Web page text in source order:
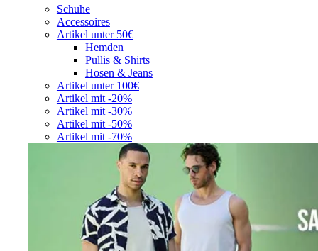
Schuhe
Accessoires
Artikel unter 50€
Hemden
Pullis & Shirts
Hosen & Jeans
Artikel unter 100€
Artikel mit -20%
Artikel mit -30%
Artikel mit -50%
Artikel mit -70%